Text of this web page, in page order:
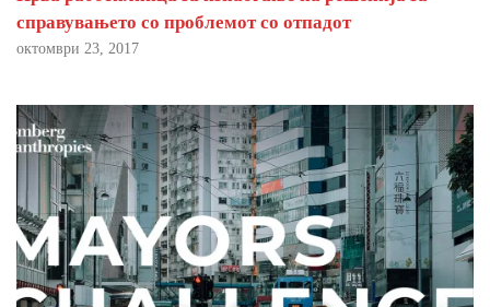
справувањето со проблемот со отпадот
октомври 23, 2017